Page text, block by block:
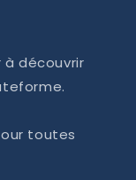
à découvrir
toutes